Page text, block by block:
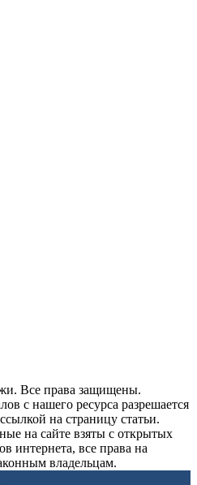
Все права защищены.
с нашего ресурса разрешается
на страницу статьи.
на сайте взяты с открытых
интернета, все права на
владельцам.